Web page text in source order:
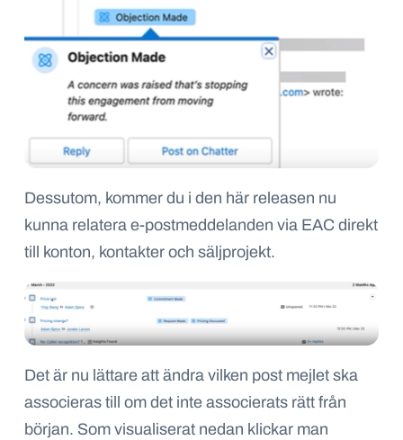
Dessutom, kommer du i den här releasen nu
kunna relatera e-postmeddelanden via EAC direkt
till konton, kontakter och säljprojekt.
Det är nu lättare att ändra vilken post mejlet ska
associeras till om det inte associerats rätt från
början. Som visualiserat nedan klickar man